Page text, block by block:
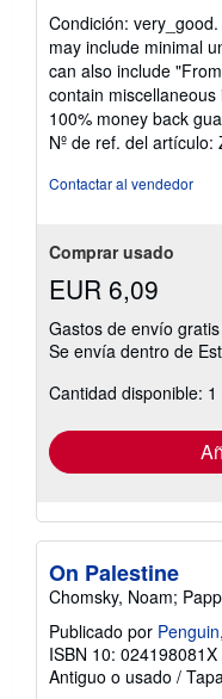
Condición:
may include minimal
can also include
contain
100% money back
Nº de ref. del artículo:
Contactar al vendedor
Comprar usado
EUR 6,09
Gastos de envío gratis
Se envía dentro de
Cantidad disponible:
On Palestine
Chomsky, Noam;
Publicado por Penguin
ISBN 10: 024198081X
Antiguo o usado /